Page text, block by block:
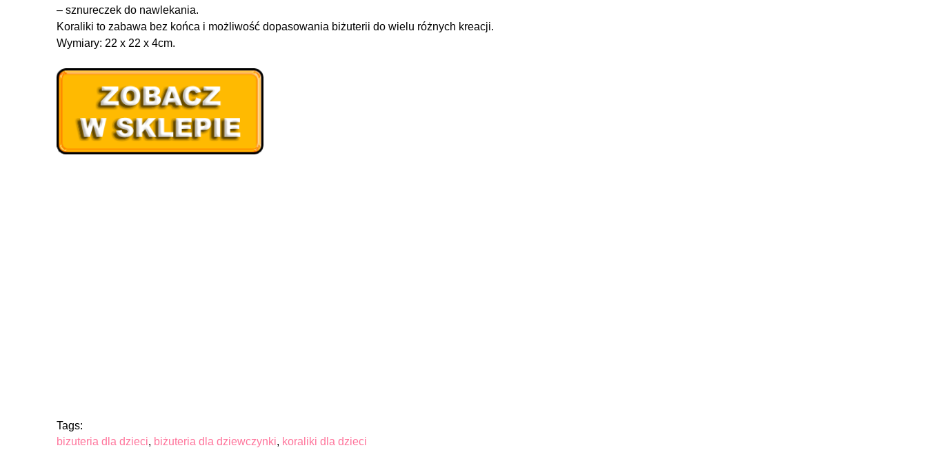
– sznureczek do nawlekania.
Koraliki to zabawa bez końca i możliwość dopasowania biżuterii do wielu różnych kreacji.
Wymiary: 22 x 22 x 4cm.
Tags:
bizuteria dla dzieci, biżuteria dla dziewczynki, koraliki dla dzieci